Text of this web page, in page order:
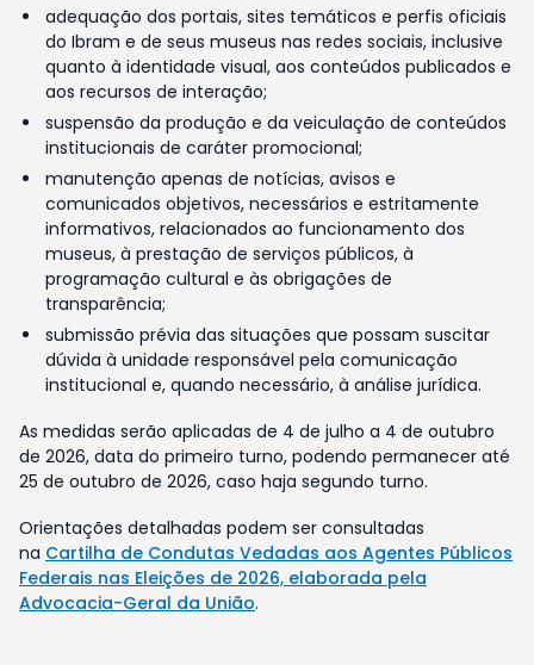
adequação dos portais, sites temáticos e perfis oficiais
do Ibram e de seus museus nas redes sociais, inclusive
quanto à identidade visual, aos conteúdos publicados e
aos recursos de interação;
suspensão da produção e da veiculação de conteúdos
institucionais de caráter promocional;
manutenção apenas de notícias, avisos e
comunicados objetivos, necessários e estritamente
informativos, relacionados ao funcionamento dos
museus, à prestação de serviços públicos, à
programação cultural e às obrigações de
transparência;
submissão prévia das situações que possam suscitar
dúvida à unidade responsável pela comunicação
institucional e, quando necessário, à análise jurídica.
As medidas serão aplicadas de 4 de julho a 4 de outubro
de 2026, data do primeiro turno, podendo permanecer até
25 de outubro de 2026, caso haja segundo turno.
Orientações detalhadas podem ser consultadas
na Cartilha de Condutas Vedadas aos Agentes Públicos
Federais nas Eleições de 2026, elaborada pela
Advocacia-Geral da União.